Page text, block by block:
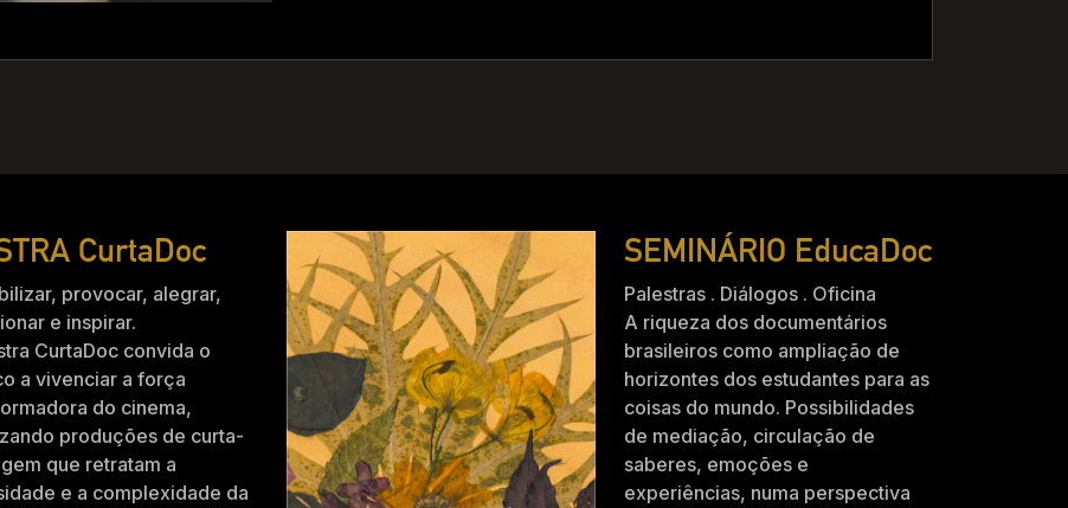
CurtaDoc
provocar, alegrar,
e inspirar.
CurtaDoc convida o
a vivenciar a força
do cinema,
produções de curta-
que retratam a
e a complexidade da
SEMINÁRIO EducaDoc
Palestras . Diálogos . Oficina
A riqueza dos documentários
brasileiros como ampliação de
horizontes dos estudantes para as
coisas do mundo. Possibilidades
de mediação, circulação de
saberes, emoções e
experiências, numa perspectiva